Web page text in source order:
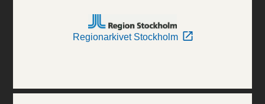
Regionarkivet Stockholm